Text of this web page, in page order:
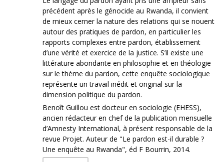
précédent après le génocide au Rwanda, il convient
de mieux cerner la nature des relations qui se nouent
autour des pratiques de pardon, en particulier les
rapports complexes entre pardon, établissement
d’une vérité et exercice de la justice. S’il existe une
littérature abondante en philosophie et en théologie
sur le thème du pardon, cette enquête sociologique
représente un travail inédit et original sur la
dimension politique du pardon.
Benoît Guillou est docteur en sociologie (EHESS),
ancien rédacteur en chef de la publication mensuelle
d’Amnesty International, à présent responsable de la
revue Projet. Auteur de "Le pardon est-il durable ?
Une enquête au Rwanda", éd F Bourrin, 2014.